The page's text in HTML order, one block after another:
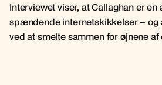
Interviewet viser, at Callaghan er en
spændende internetskikkelser – og
ved at smelte sammen for øjnene af